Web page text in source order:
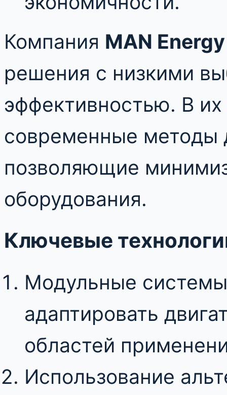
Компания MAN
решения с низкими
эффективностью. В их
современные методы
позволяющие
оборудования.
Ключевые
Модульные
адаптировать
областей
Использование